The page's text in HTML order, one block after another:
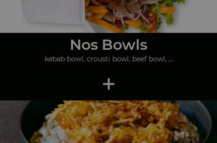
Nos Bowls
kebab bowl, crousti bowl, beef bowl, ...
+